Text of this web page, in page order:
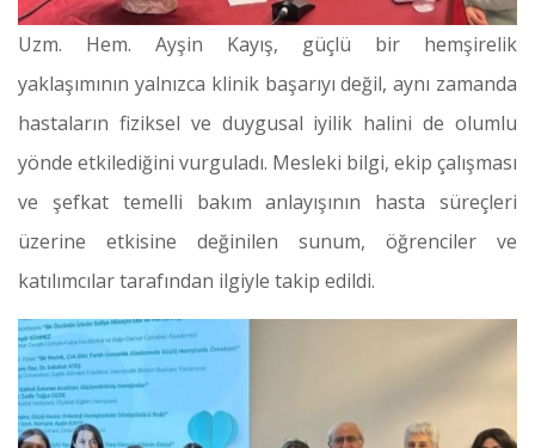
Uzm. Hem. Ayşin Kayış, güçlü bir hemşirelik
yaklaşımının yalnızca klinik başarıyı değil, aynı zamanda
hastaların fiziksel ve duygusal iyilik halini de olumlu
yönde etkilediğini vurguladı. Mesleki bilgi, ekip çalışması
ve şefkat temelli bakım anlayışının hasta süreçleri
üzerine etkisine değinilen sunum, öğrenciler ve
katılımcılar tarafından ilgiyle takip edildi.